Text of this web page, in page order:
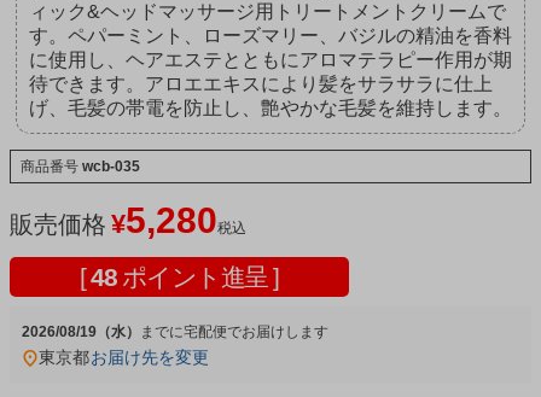
ィック&ヘッドマッサージ用トリートメントクリームで
す。ペパーミント、ローズマリー、バジルの精油を香料
に使用し、ヘアエステとともにアロマテラピー作用が期
待できます。アロエエキスにより髪をサラサラに仕上
げ、毛髪の帯電を防止し、艶やかな毛髪を維持します。
商品番号 wcb-035
販売価格 ¥5,280税込
[48 ポイント進呈 ]
2026/08/19（水） 宅配便
東京都お届け先を変更